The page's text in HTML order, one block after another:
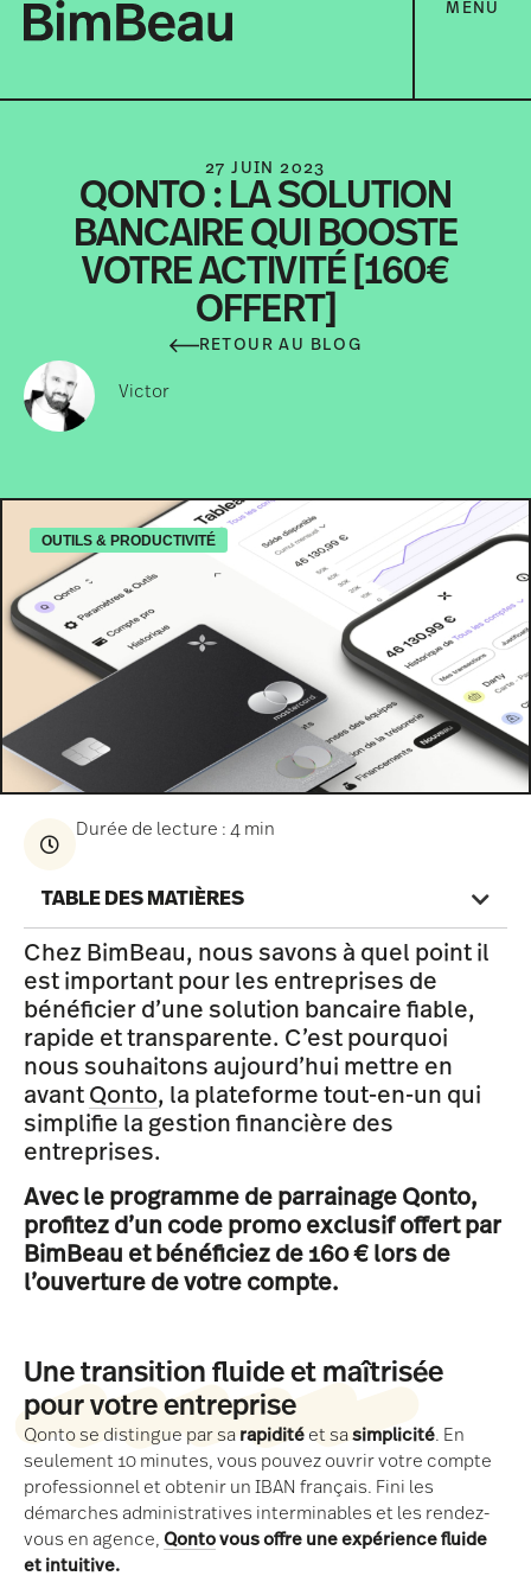
MENU
27 JUIN 2023
QONTO : LA SOLUTION
BANCAIRE QUI BOOSTE
VOTRE ACTIVITÉ [160€
OFFERT]
RETOUR AU BLOG
Victor
OUTILS & PRODUCTIVITÉ
Durée de lecture : 4 min
TABLE DES MATIÈRES
Chez BimBeau, nous savons à quel point il
est important pour les entreprises de
bénéficier d’une solution bancaire fiable,
rapide et transparente. C’est pourquoi
nous souhaitons aujourd’hui mettre en
avant Qonto, la plateforme tout-en-un qui
simplifie la gestion financière des
entreprises.
Avec le programme de parrainage Qonto,
profitez d’un code promo exclusif offert par
BimBeau et bénéficiez de 160 € lors de
l’ouverture de votre compte.
Une transition fluide et maîtrisée
pour votre entreprise
Qonto se distingue par sa rapidité et sa simplicité. En
seulement 10 minutes, vous pouvez ouvrir votre compte
professionnel et obtenir un IBAN français. Fini les
démarches administratives interminables et les rendez-
vous en agence, Qonto vous offre une expérience fluide
et intuitive.